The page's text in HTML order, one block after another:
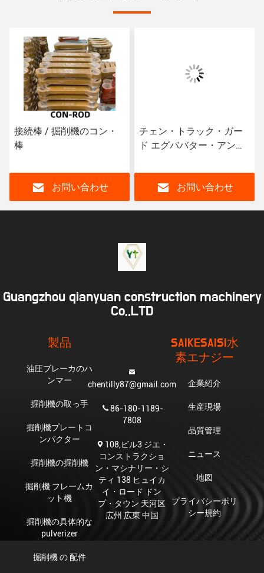
接続棒 / 掘削機のコン・
棒
お問い合わせ
チェン・トラック・ガー
ド エグババター・アンダ
お問い合わせ
Guangzhou qianyuan construction machinery
Co,.LTD
製品
油圧ブレーカのハ
ンマー
掘削機の取っ手
掘削機プレートコ
ンパクター
掘削機の掘削機
掘削機 フレームカ
ット機
掘削機の具体的な
pulverizer
掘削機 の 配件
chentilly87@gmail.com
86-180-1189-
7808
108,ビル3 ジエ・
コンストラクショ
ン・マシナリー・シ
ティ 138 ヒュイカ
イ・ロード ドン
プ・タウン 天河区
広州 広東 中国
SAIKESAISI水
素エナジー
企業紹介
生産現場
品質管理
ニュース
地図
プライバシーポリ
シー規約